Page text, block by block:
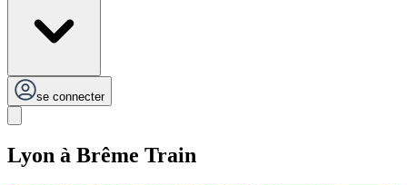
se connecter
Lyon à Brême Train